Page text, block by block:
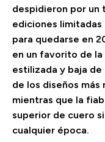
despidieron por un
ediciones
para quedarse en
en un favorito de la
estilizada y baja
de los diseños
mientras que la
superior de cuero
cualquier época.